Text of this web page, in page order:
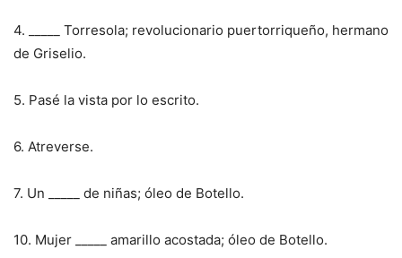
4. _____ Torresola; revolucionario puertorriqueño, hermano
de Griselio.
5. Pasé la vista por lo escrito.
6. Atreverse.
7. Un _____ de niñas; óleo de Botello.
10. Mujer _____ amarillo acostada; óleo de Botello.